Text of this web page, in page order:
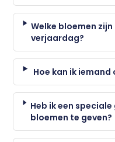
Welke bloemen
verjaardag?
Hoe kan ik
Heb ik een
bloemen te geven?